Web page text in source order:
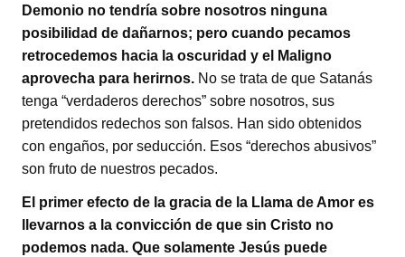
Demonio no tendría sobre nosotros ninguna
posibilidad de dañarnos; pero cuando pecamos
retrocedemos hacia la oscuridad y el Maligno
aprovecha para herirnos. No se trata de que Satanás
tenga “verdaderos derechos” sobre nosotros, sus
pretendidos redechos son falsos. Han sido obtenidos
con engaños, por seducción. Esos “derechos abusivos”
son fruto de nuestros pecados.
El primer efecto de la gracia de la Llama de Amor es
llevarnos a la convicción de que sin Cristo no
podemos nada. Que solamente Jesús puede